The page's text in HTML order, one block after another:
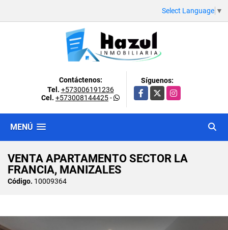
Select Language ▼
Contáctenos:
Tel. +573006191236
Cel. +573008144425-
Síguenos:
Facebook
X Instagram
MENÚ
VENTA APARTAMENTO SECTOR LA
FRANCIA, MANIZALES
Código. 10009364